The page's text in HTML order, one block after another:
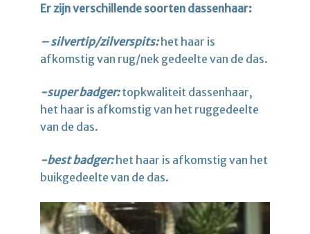
Er zijn verschillende soorten dassenhaar:
– silvertip/zilverspits:het haar is
afkomstig van rug/nek gedeelte van de das.
-super badger:topkwaliteit dassenhaar,
het haar is afkomstig van het ruggedeelte
van de das.
-best badger:het haar is afkomstig van het
buikgedeelte van de das.